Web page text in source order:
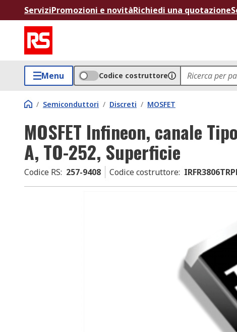
ServiziPromozioni e novitàRichiedi una quotazione
Menu Codice costruttore
/ Semiconduttori / Discreti / MOSFET
MOSFET Infineon, canale
A, TO-252, Superficie
Codice RS: 257-9408 Codice costruttore: